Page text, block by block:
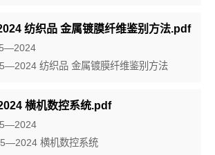
纺织品 金属镀膜纤维鉴别方法.pdf
纺织品 金属镀膜纤维鉴别方法
横机数控系统.pdf
横机数控系统